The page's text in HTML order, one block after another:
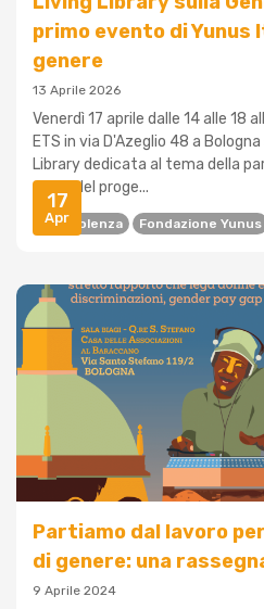
17
Apr
primo evento di
genere
13 Aprile 2026
Venerdì 17 aprile dalle 14 alle 18
ETS in via D'Azeglio 48 a
Library dedicata al tema della
parte del proge...
Antiviolenza Fondazione Yunus
Partiamo dal lavoro
di genere: una
9 Aprile 2024